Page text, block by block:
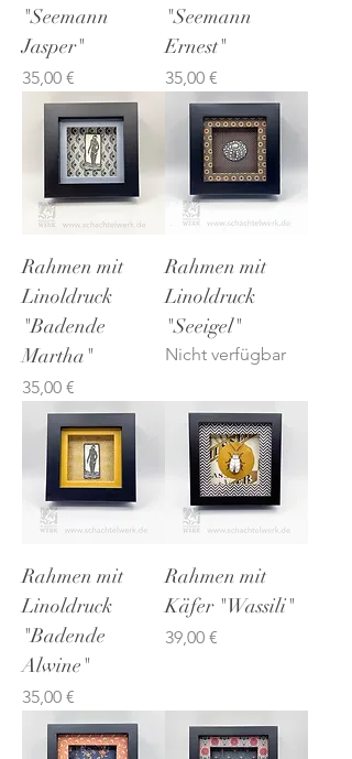
"Seemann
Jasper"
Preis
35,00 €
"Seemann
Ernest"
Preis
35,00 €
Rahmen mit
Linoldruck
"Badende
Martha"
Preis
35,00 €
Rahmen mit
Linoldruck
"Seeigel"
Nicht verfügbar
Rahmen mit
Linoldruck
"Badende
Alwine"
Preis
35,00 €
Rahmen mit
Käfer "Wassili"
Preis
39,00 €